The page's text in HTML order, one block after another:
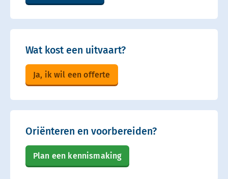
Wat kost een uitvaart?
Ja, ik wil een offerte
Oriënteren en voorbereiden?
Plan een kennismaking